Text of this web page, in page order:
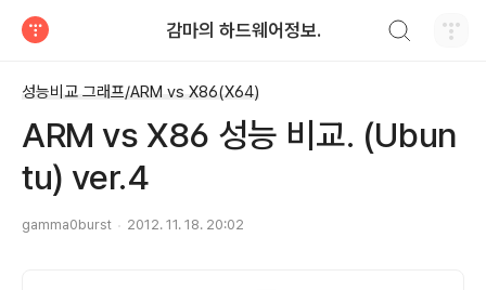
감마의 하드웨어정보.
성능비교 그래프/ARM vs X86(X64)
ARM vs X86 성능 비교. (Ubun
tu) ver.4
gamma0burst 2012. 11. 18. 20:02